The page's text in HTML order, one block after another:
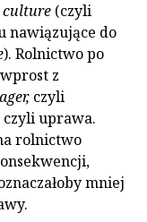
culture (czyli
nawiązujące do
). Rolnictwo po
z
ager, czyli
czyli uprawa.
rolnictwo
mniej